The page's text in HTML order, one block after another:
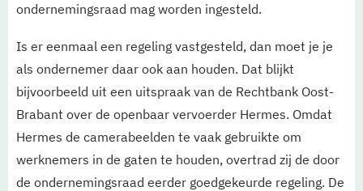
ondernemingsraad mag worden ingesteld.
Is er eenmaal een regeling vastgesteld, dan moet je je
als ondernemer daar ook aan houden. Dat blijkt
bijvoorbeeld uit een uitspraak van de Rechtbank Oost-
Brabant over de openbaar vervoerder Hermes. Omdat
Hermes de camerabeelden te vaak gebruikte om
werknemers in de gaten te houden, overtrad zij de door
de ondernemingsraad eerder goedgekeurde regeling. De